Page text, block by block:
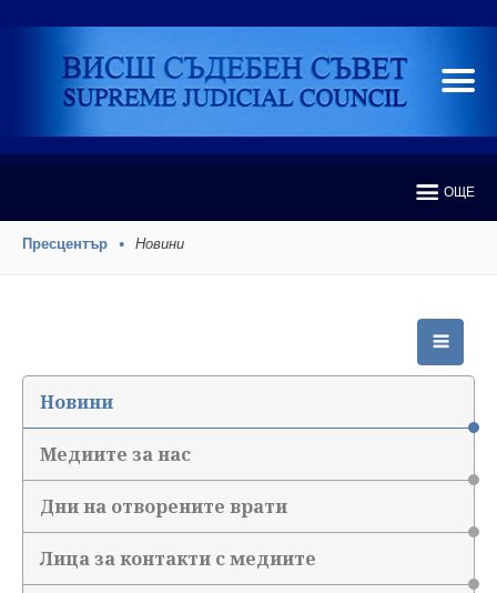
ОЩЕ
Пресцентър Новини
Новини
Медиите за нас
Дни на отворените врати
Лица за контакти с медиите